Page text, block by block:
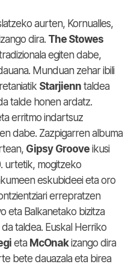
aurten, Kornualles,
dira. The Stowes
egiten dabe,
Munduan zehar ibili
Starjienn taldea
talde honen ardatz.
erritmo indartsuz
dabe. Zazpigarren albuma
Gipsy Groove ikusi
urtetik, mogitzeko
eskubideei eta oro
errepratzen
eta Balkanetako bizitza
taldea. Euskal Herriko
eta McOnakizango dira
bete dauazala eta birea